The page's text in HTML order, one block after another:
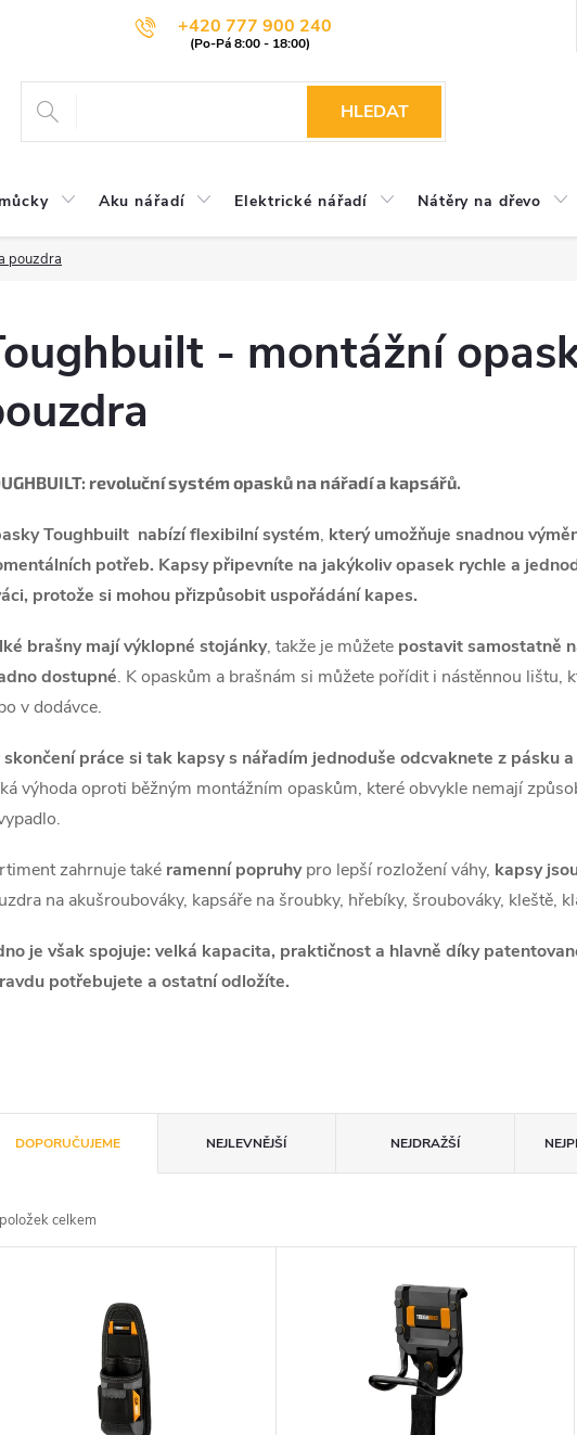
+420 777 900 240
HLEDAT
Aku nářadí Elektrické nářadí Nátěry na dřevo
pouzdra
- montážní
revoluční systém opasků na nářadí a kapsářů.
Toughbuilt nabízí flexibilní systém, který umožňuje snadnou
potřeb. Kapsy připevníte na jakýkoliv opasek rychle a
protože si mohou přizpůsobit uspořádání kapes.
brašny mají výklopné stojánky, takže je můžete postavit samostatně
dostupné. K opaskům a brašnám si můžete pořídit i nástěnnou lištu,
v dodávce.
skončení práce si tak kapsy s nářadím jednoduše odcvaknete z pásku
výhoda oproti běžným montážním opaskům, které obvykle nemají
zahrnuje také ramenní popruhypro lepší rozložení váhy, kapsy
na akušroubováky, kapsáře na šroubky, hřebíky, šroubováky, kleště,
je však spojuje: velká kapacita, praktičnost a hlavně díky
potřebujete a ostatní odložíte.
DOPORUČUJEME NEJLEVNĚJŠÍ NEJDRAŽŠÍ
položek celkem